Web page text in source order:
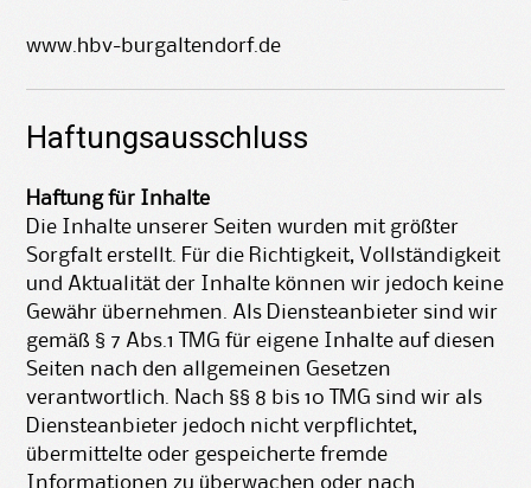
www.hbv-burgaltendorf.de
Haftungsausschluss
Haftung für Inhalte
Die Inhalte unserer Seiten wurden mit größter
Sorgfalt erstellt. Für die Richtigkeit, Vollständigkeit
und Aktualität der Inhalte können wir jedoch keine
Gewähr übernehmen. Als Diensteanbieter sind wir
gemäß § 7 Abs.1 TMG für eigene Inhalte auf diesen
Seiten nach den allgemeinen Gesetzen
verantwortlich. Nach §§ 8 bis 10 TMG sind wir als
Diensteanbieter jedoch nicht verpflichtet,
übermittelte oder gespeicherte fremde
Informationen zu überwachen oder nach